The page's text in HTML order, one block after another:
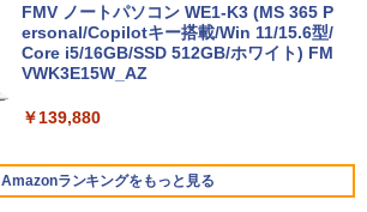
FMV ノートパソコン WE1-K3 (MS 365 P
ersonal/Copilotキー搭載/Win 11/15.6型/
Core i5/16GB/SSD 512GB/ホワイト) FM
VWK3E15W_AZ
￥139,880
Amazonランキングをもっと見る